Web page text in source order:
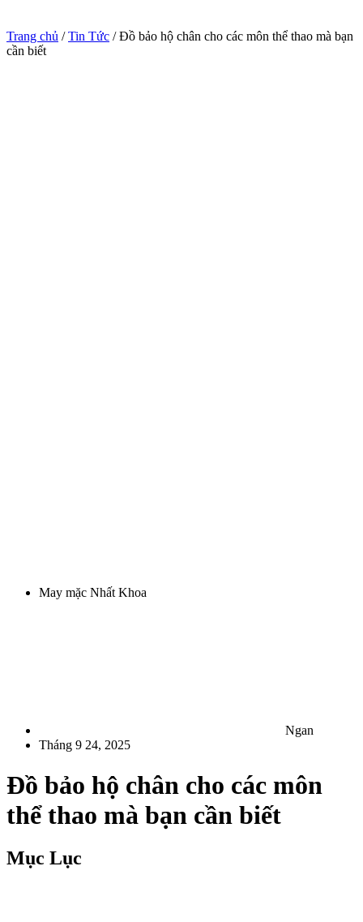
Trang chủ /Tin Tức / Đồ bảo hộ chân cho các môn thể thao mà bạn
cần biết
May mặc Nhất Khoa
Ngan
Tháng 9 24, 2025
Đồ bảo hộ chân cho các môn
thể thao mà bạn cần biết
Mục Lục